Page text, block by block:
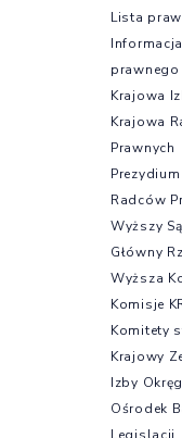
Lista
prawnego
Krajowa
Krajowa
Prawnych
Radców
Wyższy
Główny
Wyższa
Komisje
Komitety
Krajowy
Izby
Ośrodek